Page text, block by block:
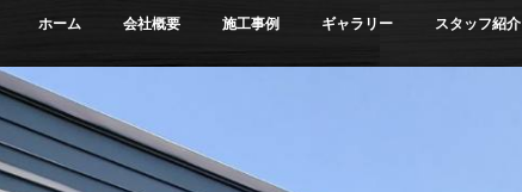
ホーム 会社概要 施工事例 ギャラリー スタッフ紹介